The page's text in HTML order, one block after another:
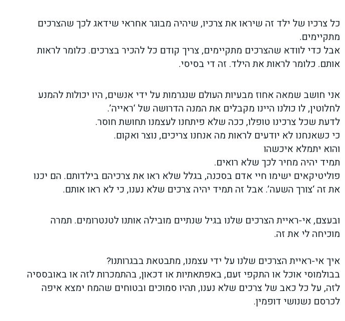
כל צרכיו של ילד זה שיראו את צרכיו, שיהיה מבוגר אחראי שידאג לכך שהצרכים
מתקיימים.
אבל כדי לוודא שהצרכים מתקיימים, צריך קודם כל להכיר בצרכים. כלומר לראות
אותם. כלומר לראות את הילד. זה די בסיסי.
אני חושב שמאה אחוז מבעיות העולם שנגרמות על ידי אנשים, היו יכולות להמנע
לחלוטין, לו כולנו היינו מקבלים את המנה הדרושה של ‘ראייה’.
לדעת שכל צרכינו טופלו, ככה שלא פיתחנו לעצמנו תחושת חוסר.
כי כשאנחנו לא יודעים לראות מה אנחנו צריכים, נוצר ואקום.
והוא יתמלא איכשהו
תמיד יהיה מחיר לכך שלא רואים.
פוליטיקאים ישימו חיי אדם בסכנה, בגלל שלא ראו את צרכיהם בילדותם. הם יכנו
את זה ‘צורך השעה’. אבל זה תמיד יהיה צרכים שלא נענו, כי לא ראו אותם.
ובעצם, אי-ראיית הצרכים שלנו בגיל שנתיים מובילה אותנו לטנטרומים. תמרה
מוכיחה לי את זה.
איך אי-ראיית הצרכים שלנו על ידי עצמנו, מתבטאת בבגרותנו?
בבולמוסי אוכל או התקפי זעם, באפתאתיות או דכאון, בהתמכרות לזה או באובססיה
לזה, על כל כאב של צרכים שלא נענו, תהיו סמוכים ובטוחים שהמח ימצא איפה
לכרסם נשנושי דופמין.